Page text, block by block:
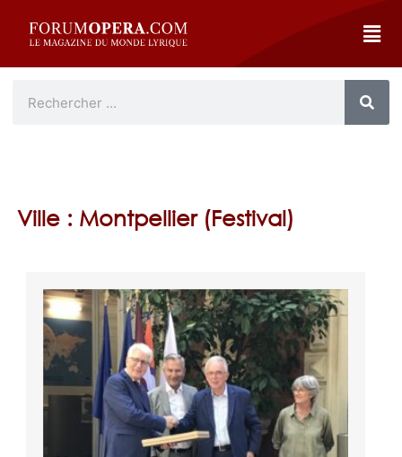
Ville : Montpellier (Festival)